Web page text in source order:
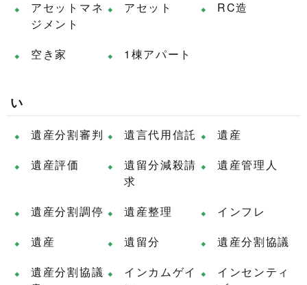
アセットマネ
ジメント
アセット RC造
空き家 1棟アパート
い
遺産分割審判 遺言代用信託
遺産
遺産評価
遺留分減殺請
求
遺産管理人
遺産分割調停 遺産整理
インフレ
遺産
遺留分
遺産分割協議
遺産分割協議
インカムゲイ
インセンティ